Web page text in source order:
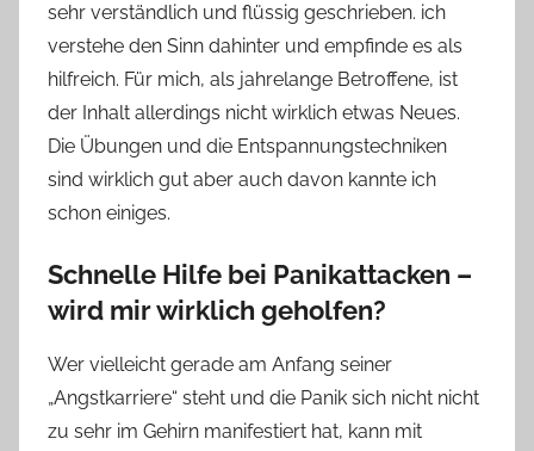
sehr verständlich und flüssig geschrieben. ich
verstehe den Sinn dahinter und empfinde es als
hilfreich. Für mich, als jahrelange Betroffene, ist
der Inhalt allerdings nicht wirklich etwas Neues.
Die Übungen und die Entspannungstechniken
sind wirklich gut aber auch davon kannte ich
schon einiges.
Schnelle Hilfe bei Panikattacken –
wird mir wirklich geholfen?
Wer vielleicht gerade am Anfang seiner
„Angstkarriere“ steht und die Panik sich nicht nicht
zu sehr im Gehirn manifestiert hat, kann mit